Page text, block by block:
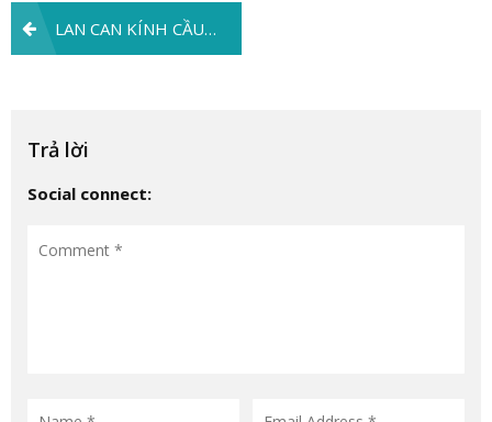
Điều
hướng
viết
LAN CAN KÍNH CẦU THANG – MẪU MÃ HIỆN ĐẠI – THẨM MỸ SANG TRỌNG VÀ AN TOÀN KHI SỬ DỤNG.
Trả lời
Social connect: